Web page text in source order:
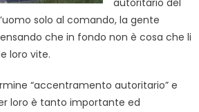
solo al comando, la gente
che in fondo non è cosa che li
loro vite.
“accentramento autoritario” e
loro è tanto importante ed